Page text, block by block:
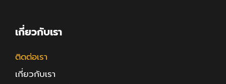
เกี่ยวกับเรา
ติดต่อเรา
เกี่ยวกับเรา